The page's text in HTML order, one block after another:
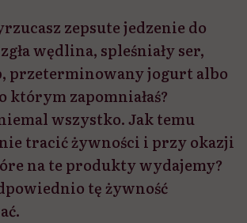
zepsute jedzenie do
wędlina, spleśniały ser,
przeterminowany jogurt albo
którym zapomniałaś?
wszystko. Jak temu
tracić żywności i przy okazji
na te produkty wydajemy?
tę żywność